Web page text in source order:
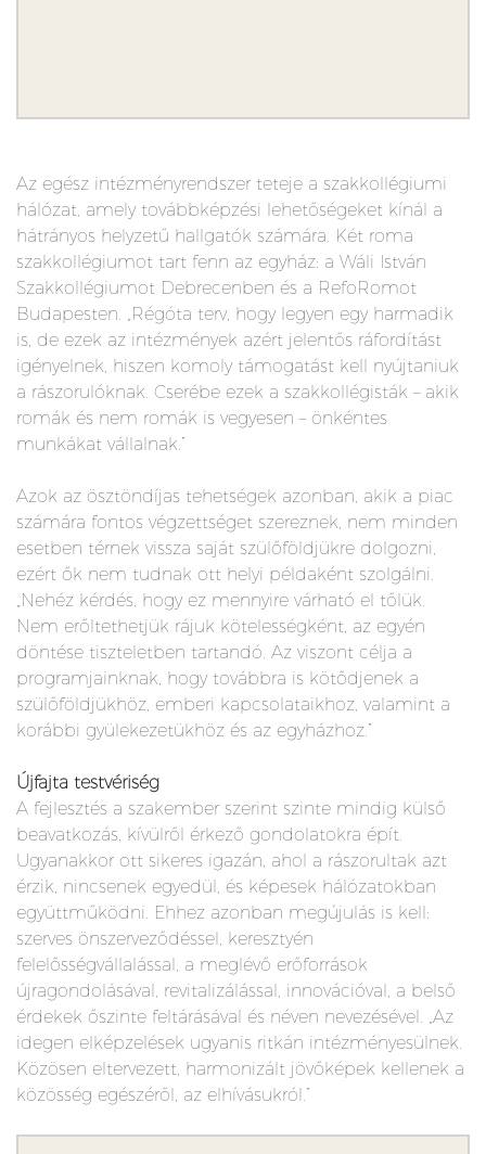
Az egész intézményrendszer teteje a szakkollégiumi
hálózat, amely továbbképzési lehetőségeket kínál a
hátrányos helyzetű hallgatók számára. Két roma
szakkollégiumot tart fenn az egyház: a Wáli István
Szakkollégiumot Debrecenben és a RefoRomot
Budapesten. „Régóta terv, hogy legyen egy harmadik
is, de ezek az intézmények azért jelentős ráfordítást
igényelnek, hiszen komoly támogatást kell nyújtaniuk
a rászorulóknak. Cserébe ezek a szakkollégisták – akik
romák és nem romák is vegyesen – önkéntes
munkákat vállalnak.”
Azok az ösztöndíjas tehetségek azonban, akik a piac
számára fontos végzettséget szereznek, nem minden
esetben térnek vissza saját szülőföldjükre dolgozni,
ezért ők nem tudnak ott helyi példaként szolgálni.
„Nehéz kérdés, hogy ez mennyire várható el tőlük.
Nem erőltethetjük rájuk kötelességként, az egyén
döntése tiszteletben tartandó. Az viszont célja a
programjainknak, hogy továbbra is kötődjenek a
szülőföldjükhöz, emberi kapcsolataikhoz, valamint a
korábbi gyülekezetükhöz és az egyházhoz.”
Újfajta testvériség
A fejlesztés a szakember szerint szinte mindig külső
beavatkozás, kívülről érkező gondolatokra épít.
Ugyanakkor ott sikeres igazán, ahol a rászorultak azt
érzik, nincsenek egyedül, és képesek hálózatokban
együttműködni. Ehhez azonban megújulás is kell:
szerves önszerveződéssel, keresztyén
felelősségvállalással, a meglévő erőforrások
újragondolásával, revitalizálással, innovációval, a belső
érdekek őszinte feltárásával és néven nevezésével. „Az
idegen elképzelések ugyanis ritkán intézményesülnek.
Közösen eltervezett, harmonizált jövőképek kellenek a
közösség egészéről, az elhívásukról.”